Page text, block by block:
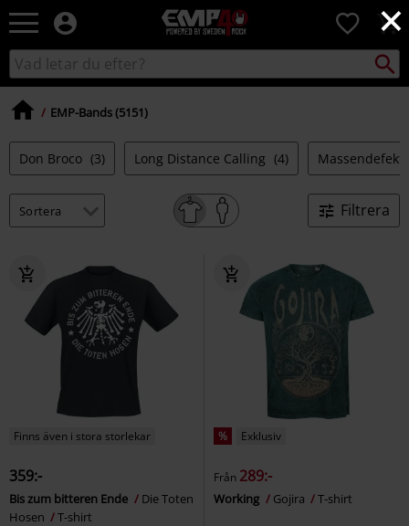
×
EMP
-
Musik,
TV
-
Alternativt
0
Sök
i
Sök
EMP-Bands (5151)
Don Broco (3) Long Distance Calling (4) Massendefekt
Filtrera
Finns även i stora storlekar
359:-
Bis zum bitteren Ende
Die Toten
Hosen
T-shirt
% Exklusiv
Från 289:-
Working Gojira T-shirt